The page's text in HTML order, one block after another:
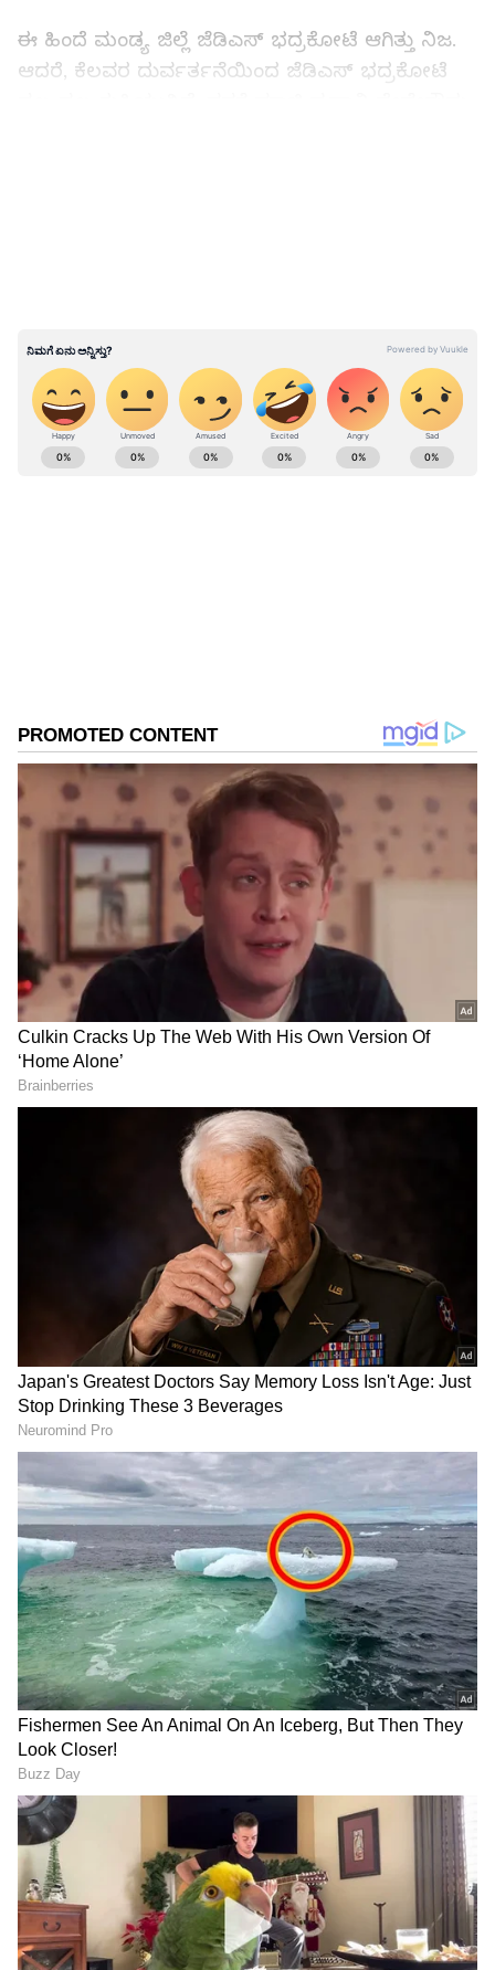
ಈ ಹಿಂದೆ ಮಂಡ್ಯ ಜಿಲ್ಲೆ ಜೆಡಿಎಸ್‌ ಭದ್ರಕೋಟೆ ಆಗಿತ್ತು ನಿಜ.
ಆದರೆ, ಕೆಲವರ ದುರ್ವರ್ತನೆಯಿಂದ ಜೆಡಿಎಸ್‌ ಭದ್ರಕೋಟೆ
Karnataka Politics: ನಂಬಿದವರು ಕೈಬಿಟ್ಟಾರು: ಸಿದ್ದುಗೆ
ಮುನಿಯಪ್ಪ ಎಚ್ಚರಿಕೆ
ಕ್ಷೇತ್ರದಲ್ಲಿ ಅಭಿವೃದ್ಧಿ ಮರೀಚಿಕೆಯಾಗಿದೆ. ಕ್ಷೇತ್ರದಲ್ಲಿ ನಾಲ್ಕೈದು
ರಿಂಗ್‌ ಮಾಸ್ಟರ್‌ಗಳ ಮೂಲಕ ಶಾಸಕ ಸುರೇಶ್‌ಗೌಡ
ಬ್ರಹ್ಮಾಂಡ ಭ್ರಷ್ಟಾಚಾರದಲ್ಲಿ ತೊಡಗಿದ್ದಾರೆ. ಇದರಿಂದ ಕ್ಷೇತ್ರದ
ಜನರು ಬೇಸರಗೊಂಡು ಮುಂದಿನ ಚುನಾವಣೆಯಲ್ಲಿ ತಕ್ಕ ಪಾಠ
ಕಲಿಸಲಿದ್ದಾರೆ ಎಂದು ಎಚ್ಚರಿಸಿದರು. ಈಗಾಗಲೇ ಬಿಜೆಪಿ ನನಗೆ
ಟಿಕೆಟ್‌ ನೀಡಲು ಸಿದ್ಧವಿದೆ. ಆದರೆ, ಬಿಜೆಪಿಗೆ ಹೋಗಲು
ಇಷ್ಟವಿಲ್ಲದ ಕಾರಣ ನಿರಾಕರಿಸಿದ್ದೇನೆ. ಅಷ್ಟೇ ಅಲ್ಲದೇ,
ಕಾಂಗ್ರೆಸ್‌ ಹಾಗೂ ಪ್ರಾದೇಶಿಕ ಪಕ್ಷ ಜೆಡಿಎಸ್‌ ಕೂಡ ಟಿಕೆಟ್‌
ನೀಡುವ ಭರವಸೆ ಇದೆ. ಆದರೆ, ನಾನು ಪಕ್ಷೇತರವಾಗಿ
ಸ್ಪರ್ಧಿಸುತ್ತೇನೆ ಎಂದು ಸ್ಪಷ್ಟಪಡಿಸಿದರು. ಈ ವೇಳೆ
ಮುಖಂಡರಾದ ಮಂಜೇಗೌಡ, ಚೇತನ್‌ಗೌಡ, ರಮೇಶ್‌,
ಹರೀಶ್‌, ಪುಟ್ಟಸ್ವಾಮಿ, ರಮೇಶ್‌ ಭಟ್ರು, ನಾಗರಾಜ್‌, ಮಧು,
ಕೃಷ್ಣೇಗೌಡ ಸೇರಿದಂತೆ ಮತ್ತಿತರರು ಇದ್ದರು.
ಶಿವರಾಮೇಗೌಡ, ಸಮಾಜ ಸೇವ ಫೈಟರ್‌ ರವಿ ಪರಸ್ಪರ
ಚರ್ಚೆ:
ನಾಗಮಂಗಲ ಕ್ಷೇತ್ರದಿಂದ ಮುಂದಿನ ವಿಧಾನಸಭಾ
ಚುನಾವಣೆಯಲ್ಲಿ ಪಕ್ಷೇತರರಾಗಿ ಸ್ಪರ್ಧಿಸಲು ನಿರ್ಧರಿಸಿರುವ
ಮಾಜಿ ಸಂಸದ ಎಲ್‌.ಆರ್‌.ಶಿವರಾಮೇಗೌಡ ಹಾಗೂ ಸಮಾಜ
ABOUT THE AUTHOR
DOWNLOAD APP
ಕರ್ನಾಟಕ, ಭಾರತ (India News) ಮತ್ತು ಜಗತ್ತಿನ
ಕ್ಷಣಕ್ಷಣದ ಕನ್ನಡ ಸುದ್ದಿ (Kannada News
ಅಪ್ಡೇಟ್‌ಗಳಿಗಾಗಿ ಏಷ್ಯಾನೆಟ್ ಸುವರ್ಣ ನ್ಯೂಸ್‌ ಫಾಲೋ
ಮಾಡಿ. ಬ್ರೇಕಿಂಗ್ ಸುದ್ದಿ (Latest Kannada News
ವಿಶೇಷ ವರದಿಗಳು ಮತ್ತು ನೇರ ಪ್ರಸಾರಗಳೊಂದಿಗೆ
kannada news live) ಸಂಪೂರ್ಣ ಮಾಹಿತಿ ಒಂದೇ
ಕ್ಲಿಕ್‌ನಲ್ಲಿ ಲಭ್ಯ. ಏಷ್ಯಾನೆಟ್ ಸುವರ್ಣ ನ್ಯೂಸ್ ಅಧಿಕೃತ
ಆ್ಯಪ್ ಡೌನ್‌ಲೋಡ್ ಮಾಡಿ ಹಾಗು ಎಲ್ಲಾ ಅಪ್‌ಡೇಟ್
ಗಳನ್ನು ಪಡೆಯಿರಿ.
RECOMMENDED STORIES